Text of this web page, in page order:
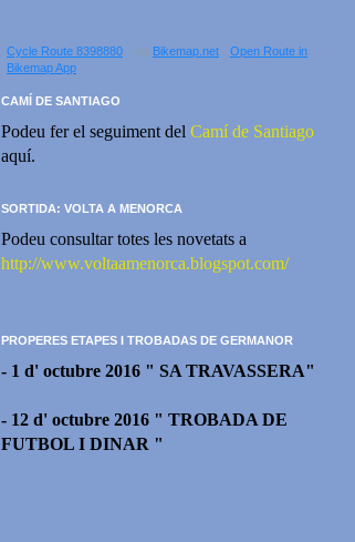
Cycle Route 8398880 - via Bikemap.net - Open Route in
Bikemap App
CAMÍ DE SANTIAGO
Podeu fer el seguiment del Camí de Santiago
aquí.
SORTIDA: VOLTA A MENORCA
Podeu consultar totes les novetats a
http://www.voltaamenorca.blogspot.com/
PROPERES ETAPES I TROBADAS DE GERMANOR
- 1 d' octubre 2016 " SA TRAVASSERA"
- 12 d' octubre 2016 " TROBADA DE
FUTBOL I DINAR "